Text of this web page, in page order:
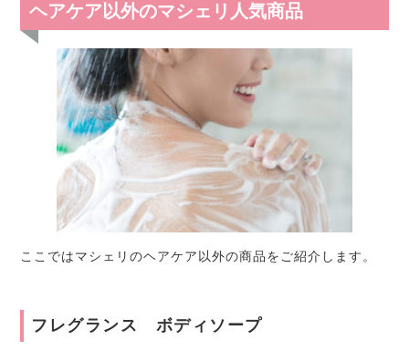
ヘアケア以外のマシェリ人気商品
ここではマシェリのヘアケア以外の商品をご紹介します。
フレグランス ボディソープ